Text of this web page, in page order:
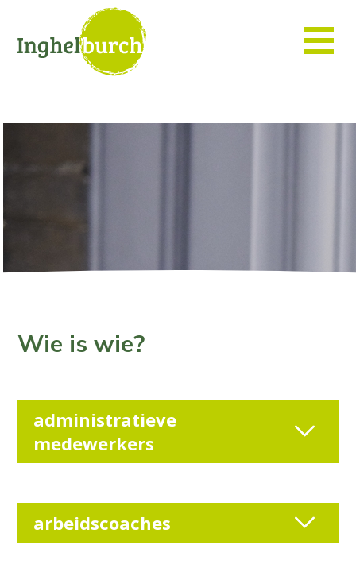
Wie is wie?
administratieve
medewerkers
arbeidscoaches